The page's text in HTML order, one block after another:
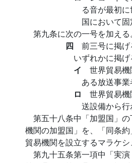
る音が最初
国において
第九条に次の一号を加える。
四 前三号に掲
いずれかに掲
イ 世界貿易
ある放送事
ロ 世界貿易
送設備から
第五十八条中「加盟国」
機関の加盟国」を、「同条
貿易機関を設立するマラケシ
第九十五条第一項中「実